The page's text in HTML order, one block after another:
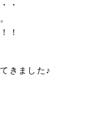
・
！！
きました♪